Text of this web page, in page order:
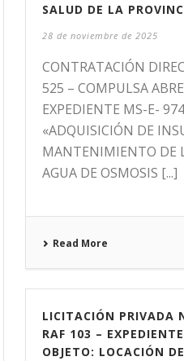
SALUD DE LA
28 de noviembre de 2025
CONTRATACIÓN
525 – COMPULSA
EXPEDIENTE MS-E-
«ADQUISICIÓN DE
MANTENIMIENTO DE
AGUA DE OSMOSIS [...]
Read More
LICITACIÓN PRIVADA
RAF 103 –
OBJETO: LOCACIÓN